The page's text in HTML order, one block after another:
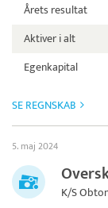
Årets resultat
Aktiver i alt
Egenkapital
SE REGNSKAB
5. maj 2024
K/S